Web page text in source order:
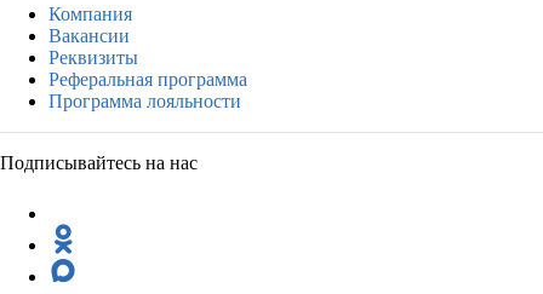
Компания
Вакансии
Реквизиты
Реферальная программа
Программа лояльности
Подписывайтесь на нас